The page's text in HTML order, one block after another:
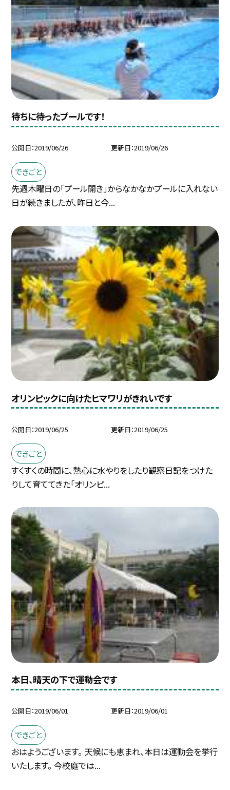
待ちに待ったプールです！
公開日 2019/06/26 更新日 2019/06/26
できごと
先週木曜日の「プール開き」からなかなかプールに入れない
日が続きましたが、昨日と今...
オリンピックに向けたヒマワリがきれいです
公開日 2019/06/25 更新日 2019/06/25
できごと
すくすくの時間に、熱心に水やりをしたり観察日記をつけた
りして育ててきた「オリンピ...
本日、晴天の下で運動会です
公開日 2019/06/01 更新日 2019/06/01
できごと
おはようございます。 天候にも恵まれ、本日は運動会を挙行
いたします。 今校庭では...